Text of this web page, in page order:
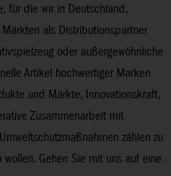
für die wir in Deutschland,
als Distributionspartner
oder außergewöhnliche
Artikel hochwertiger Marken
und Märkte, Innovationskraft,
Zusammenarbeit mit
zählen zu
Gehen Sie mit uns auf eine